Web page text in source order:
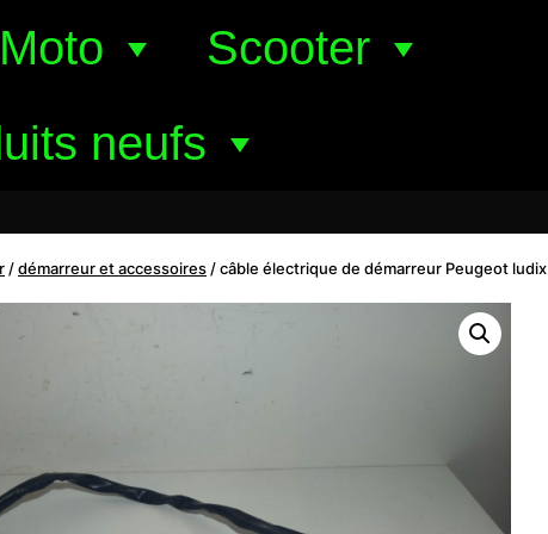
Moto
Scooter
neufs
/démarreur et accessoires /câble électrique de démarreur Peugeot ludix